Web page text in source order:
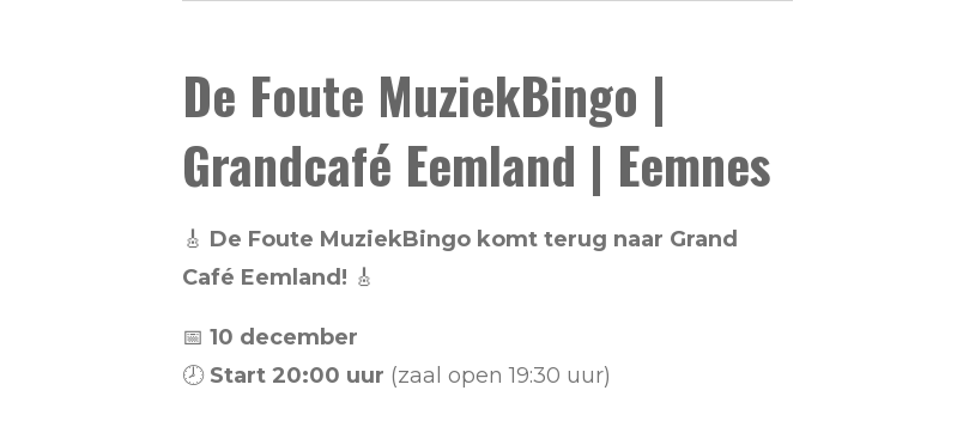
De Foute MuziekBingo |
Grandcafé Eemland | Eemnes
🎸 De Foute MuziekBingo komt terug naar Grand
Café Eemland! 🎸
📅 10 december
🕗 Start 20:00 uur (zaal open 19:30 uur)